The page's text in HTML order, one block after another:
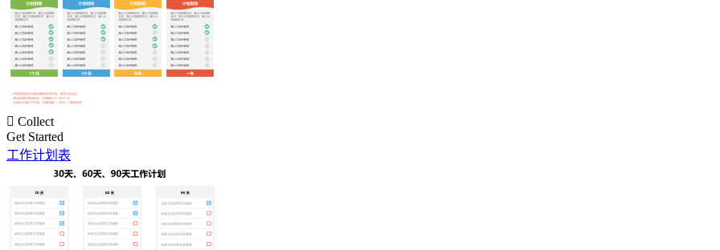
 Collect
Get Started
工作计划表